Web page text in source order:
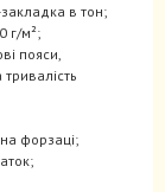
закладка в тон;
г/м²;
пояси,
форзаці;